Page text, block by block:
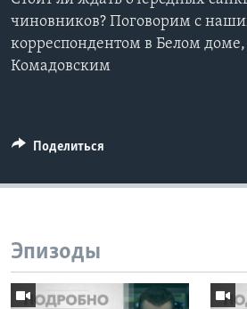
чиновников? Поговорим с
корреспондентом в Белом
Комадовским
Поделиться
Эпизоды